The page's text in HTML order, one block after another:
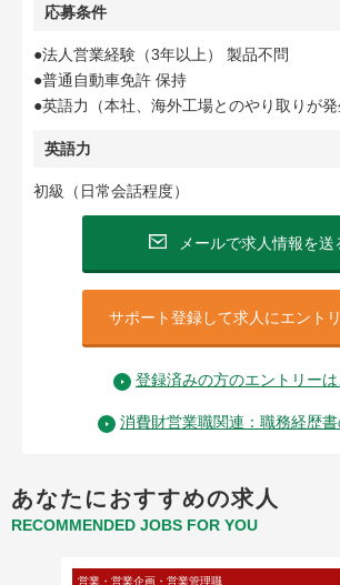
応募条件
●法人営業経験（3年以上） 製品不問
●普通自動車免許 保持
●英語力（本社、海外工場とのやり取りが発
英語力
初級（日常会話程度）
メールで求人情報を送
サポート登録して求人にエント
登録済みの方のエントリーは
消費財営業職関連：職務経歴
あなたにおすすめの求人
RECOMMENDED JOBS FOR YOU
営業・営業企画・営業管理職